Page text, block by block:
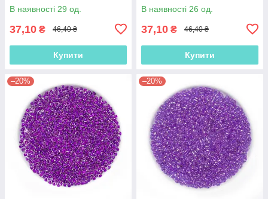
В наявності 29 од.
37,10 ₴ 46,40 ₴
Купити
В наявності 26 од.
37,10 ₴ 46,40 ₴
Купити
–20% –20%